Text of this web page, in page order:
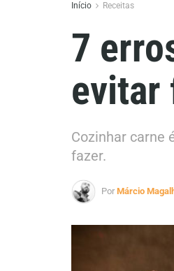
Início Receitas
7
evitar
Cozinhar carne
fazer.
Por Márcio